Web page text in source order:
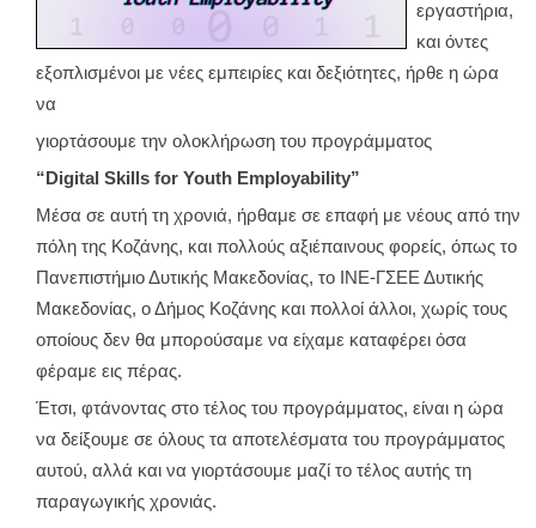
εργαστήρια,
και όντες
εξοπλισμένοι με νέες εμπειρίες και δεξιότητες, ήρθε η ώρα
να
γιορτάσουμε την ολοκλήρωση του προγράμματος
“Digital Skills for Youth Employability”
Μέσα σε αυτή τη χρονιά, ήρθαμε σε επαφή με νέους από την
πόλη της Κοζάνης, και πολλούς αξιέπαινους φορείς, όπως το
Πανεπιστήμιο Δυτικής Μακεδονίας, το ΙΝΕ-ΓΣΕΕ Δυτικής
Μακεδονίας, ο Δήμος Κοζάνης και πολλοί άλλοι, χωρίς τους
οποίους δεν θα μπορούσαμε να είχαμε καταφέρει όσα
φέραμε εις πέρας.
Έτσι, φτάνοντας στο τέλος του προγράμματος, είναι η ώρα
να δείξουμε σε όλους τα αποτελέσματα του προγράμματος
αυτού, αλλά και να γιορτάσουμε μαζί το τέλος αυτής τη
παραγωγικής χρονιάς.